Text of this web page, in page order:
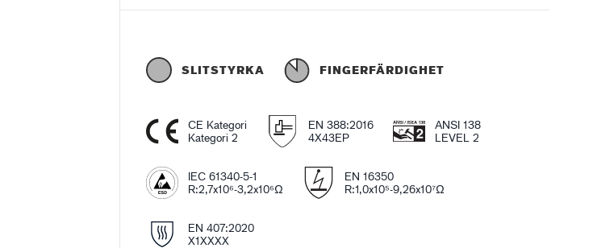
SLITSTYRKA FINGERFÄRDIGHET
CE Kategori
Kategori 2
EN 388:2016
4X43EP
ANSI 138
LEVEL 2
IEC 61340-5-1
R:2,7x10⁶-3,2x10⁶Ω
EN 16350
R:1,0x10⁵-9,26x10⁷Ω
EN 407:2020
X1XXXX